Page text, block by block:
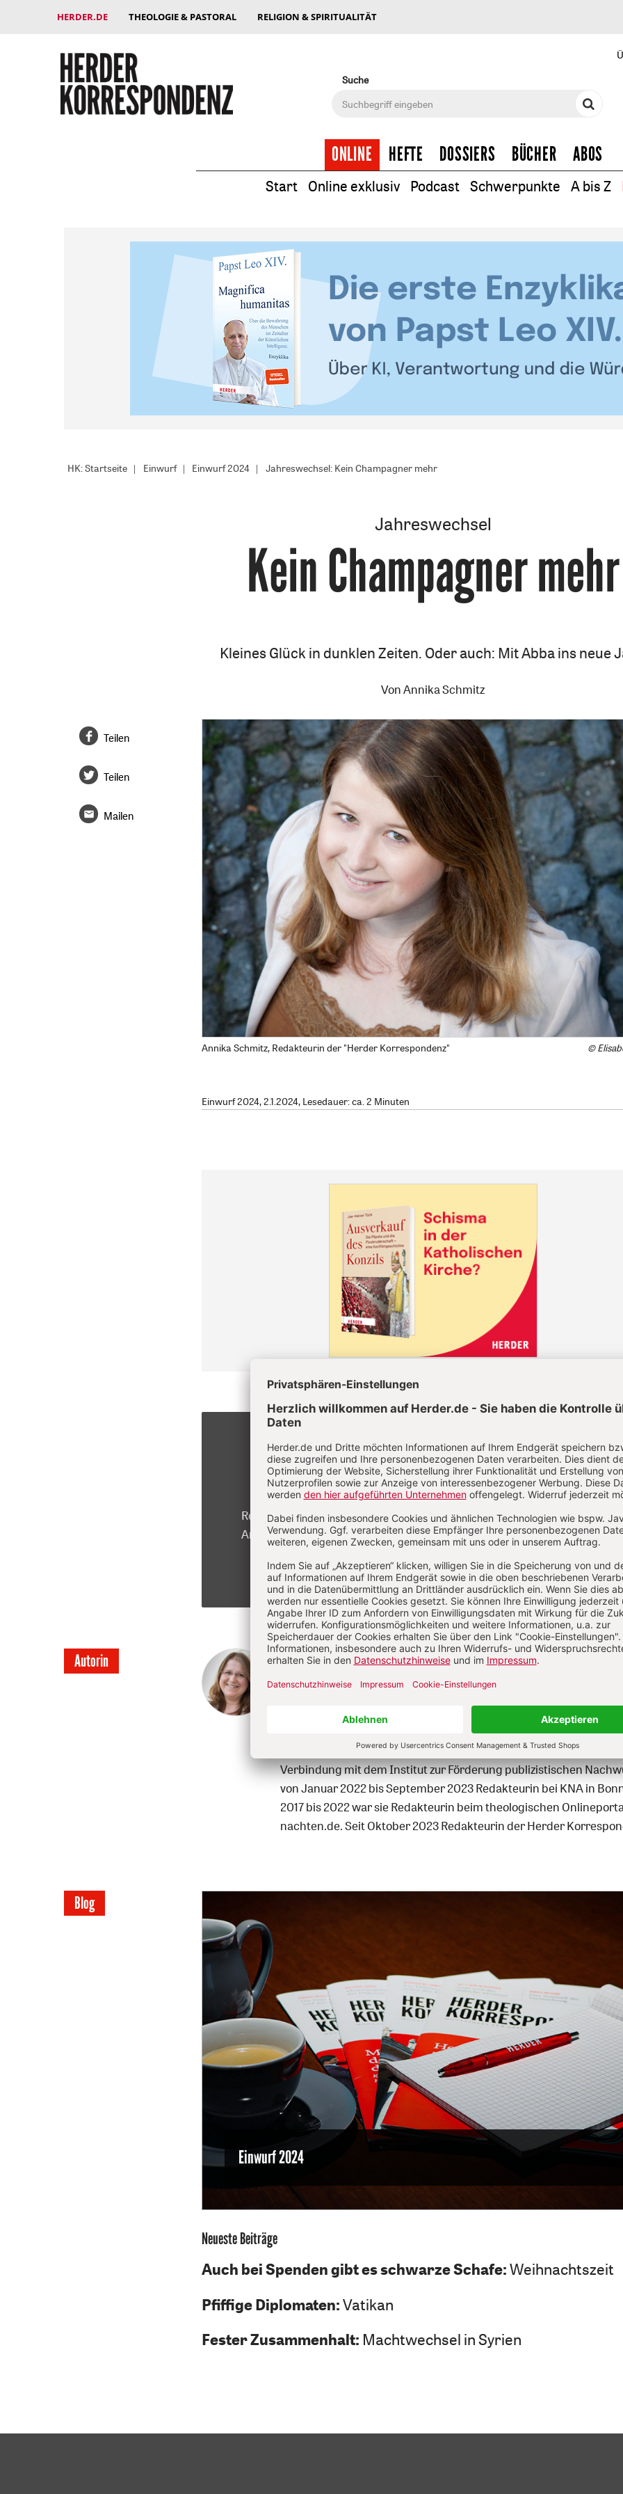
HERDER.DE THEOLOGIE & PASTORAL RELIGION & SPIRITUALITÄT
Suche
ONLINE HEFTE DOSSIERS BÜCHER ABOS
Start Online exklusiv Podcast Schwerpunkte A bis Z
HK: Startseite Einwurf Einwurf 2024 Jahreswechsel: Kein Champagner mehr
Jahreswechsel
:
Kein Champagner mehr
Kleines Glück in dunklen Zeiten. Oder auch: Mit Abba ins neue
VonAnnika Schmitz
Annika Schmitz, Redakteurin der "Herder Korrespondenz" ©
Einwurf 2024, 2.1.2024, Lesedauer: ca. 2 Minuten
Diesen Artikel jetzt lesen!
Registrierte Nutzer/-innen können diesen
Artikel kostenlos lesen.
Jetzt registrieren
Sie haben bereits ein Konto?
Anmelden
Teilen
Teilen
Mailen
Autorin Annika Schmitz
Annika Schmitz, geboren 1988, Studium der katholischen
Freiburg und Wien sowie im Rahmen des Theologischen
Jerusalem und mit Schwerpunkt „Religion und Literatur“ in Yale.
Volontariat bei der Katholischen Nachrichten-Agentur (KNA) in
Verbindung mit dem Institut zur Förderung publizistischen
von Januar 2022 bis September 2023 Redakteurin bei KNA in
2017 bis 2022 war sie Redakteurin beim theologischen
nachten.de. Seit Oktober 2023 Redakteurin der Herder
Blog
Einwurf 2024
Neueste Beiträge
Auch bei Spenden gibt es schwarze Schafe:Weihnachtszeit
Pfiffige Diplomaten:Vatikan
Fester Zusammenhalt: Machtwechsel in Syrien